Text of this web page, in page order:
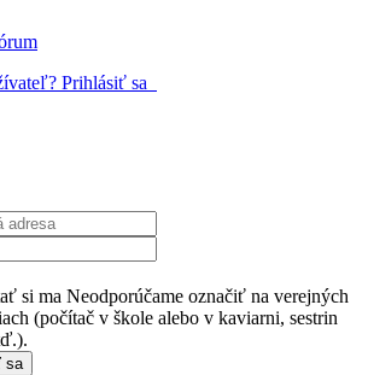
Prihlásiť sa
si ma Neodporúčame označiť na verejných
(počítač v škole alebo v kaviarni, sestrin
sa